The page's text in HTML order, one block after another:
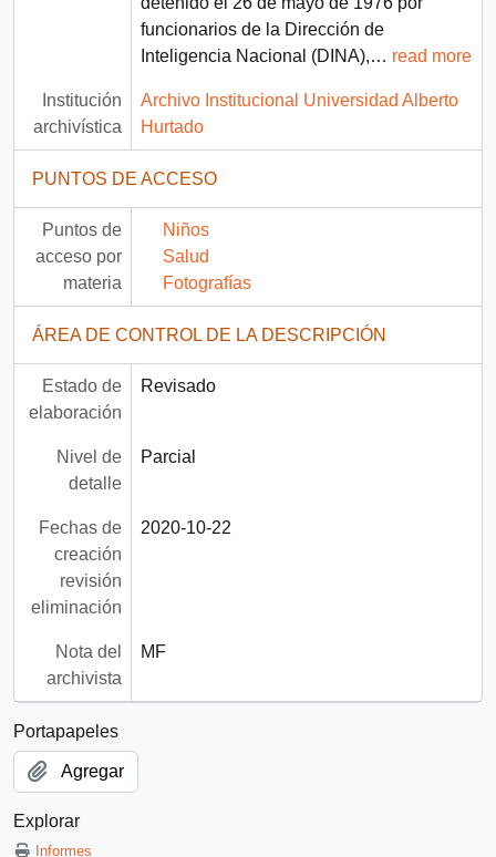
funcionarios de la Dirección de
Inteligencia Nacional (DINA),… read more
Institución
archivística
Archivo Institucional Universidad Alberto
Hurtado
PUNTOS DE ACCESO
Puntos de
acceso por
materia
Niños
Salud
Fotografías
ÁREA DE CONTROL DE LA DESCRIPCIÓN
Estado de
elaboración
Revisado
Nivel de
detalle
Parcial
Fechas de
creación
revisión
eliminación
2020-10-22
Nota del
archivista
MF
Portapapeles
Agregar
Explorar
Informes